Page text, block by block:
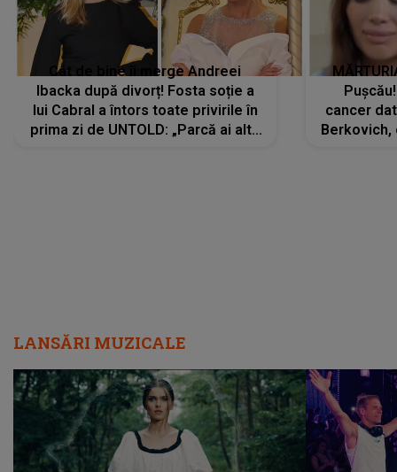
Cât de bine îi merge Andreei
Ibacka după divorț! Fosta soție a
lui Cabral a întors toate privirile în
prima zi de UNTOLD: „Parcă ai altă
cancer
Berkovich,
LANSĂRI MUZICALE